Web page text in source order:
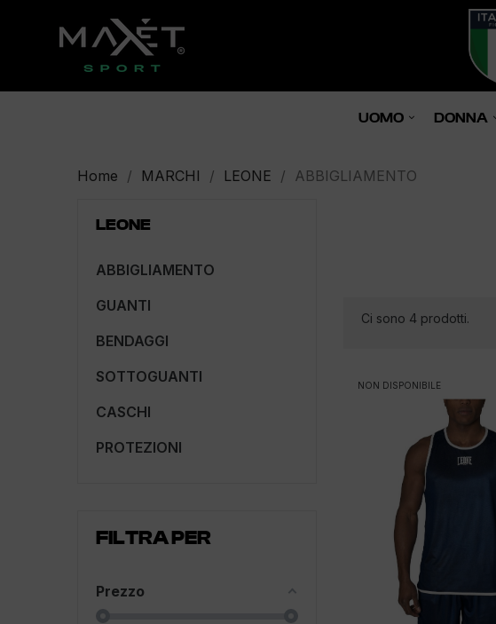
UOMO DONNA
Home MARCHI LEONE ABBIGLIAMENTO
LEONE
ABBIGLIAMENTO
GUANTI
BENDAGGI
SOTTOGUANTI
CASCHI
PROTEZIONI
FILTRA PER
Prezzo
Ci sono 4 prodotti.
NON DISPONIBILE